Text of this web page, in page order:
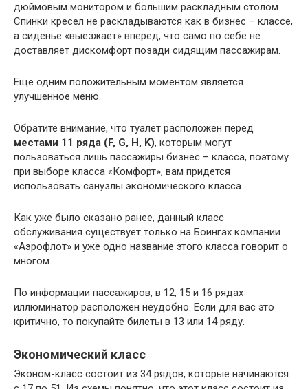
дюймовым монитором и большим раскладным столом.
Спинки кресел не раскладываются как в бизнес – классе,
а сиденье «выезжает» вперед, что само по себе не
доставляет дискомфорт позади сидящим пассажирам.
Еще одним положительным моментом является
улучшенное меню.
Обратите внимание, что туалет расположен перед
местами 11 ряда (F, G, H, K), которым могут
пользоваться лишь пассажиры бизнес – класса, поэтому
при выборе класса «Комфорт», вам придется
использовать санузлы экономического класса.
Как уже было сказано ранее, данный класс
обслуживания существует только на Боингах компании
«Аэрофлот» и уже одно название этого класса говорит о
многом.
По информации пассажиров, в 12, 15 и 16 рядах
иллюминатор расположен неудобно. Если для вас это
критично, то покупайте билеты в 13 или 14 ряду.
Экономический класс
Эконом-класс состоит из 34 рядов, которые начинаются